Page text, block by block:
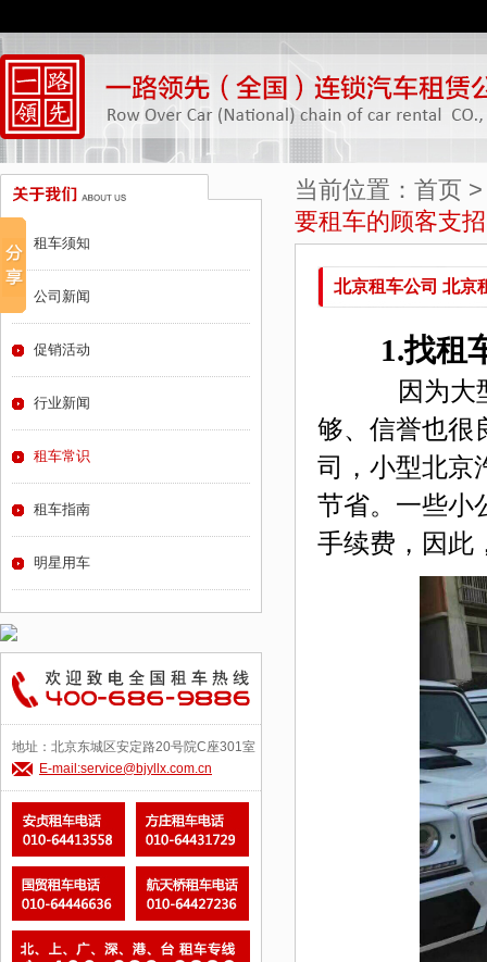
当前位置： 首页
要租车的顾客支
北京租车公司 北京
1.找租
因为大型
够、信誉也很
司，小型北京
节省。一些小
手续费，因此
租车须知
公司新闻
促销活动
行业新闻
租车常识
租车指南
明星用车
地址：北京东城区安定路20号院C座301室
E-mail:service@bjyllx.com.cn